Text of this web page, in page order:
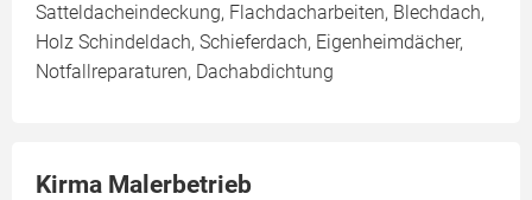
Satteldacheindeckung, Flachdacharbeiten, Blechdach,
Holz Schindeldach, Schieferdach, Eigenheimdächer,
Notfallreparaturen, Dachabdichtung
Kirma Malerbetrieb